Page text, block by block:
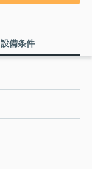
設備条件